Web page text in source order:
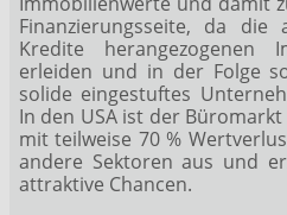
Finanzierungsseite, da
Kredite herangezogenen
erleiden und in der Folge
solide eingestuftes
In den USA ist der
mit teilweise 70 %
andere Sektoren aus und
attraktive Chancen.